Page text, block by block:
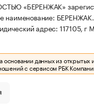
наименование: БЕРЕНЖАК.
адрес: 117105, г
данных из открытых
с сервисом РБК